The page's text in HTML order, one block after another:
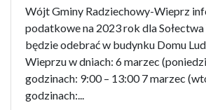
Wójt Gminy Radziechowy-Wieprz
podatkowe na 2023 rok dla
będzie odebrać w budynku Domu
Wieprzu w dniach: 6 marzec
godzinach: 9:00 – 13:00 7 marzec
godzinach:...